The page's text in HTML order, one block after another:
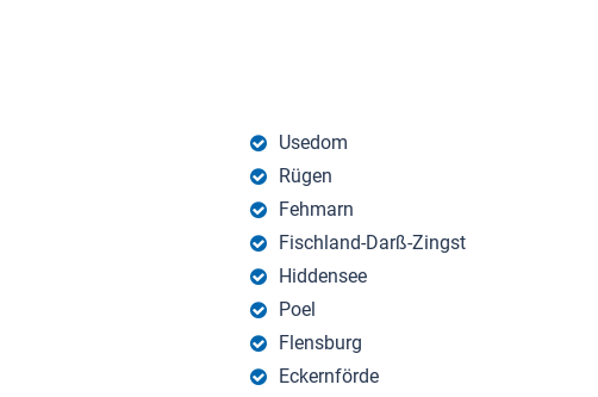
Usedom
Rügen
Fehmarn
Fischland-Darß-Zingst
Hiddensee
Poel
Flensburg
Eckernförde